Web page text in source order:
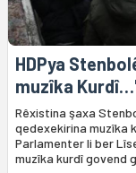
​​HDPya
muzîka
Rêxistina şaxa
qedexekirina muzîka
Parlamenter li ber
muzîka kurdî govend